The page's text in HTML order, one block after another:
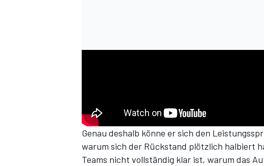
Genau deshalb könne er sich den
warum sich der Rückstand plötzlich halbiert
Teams nicht vollständig klar ist, warum das